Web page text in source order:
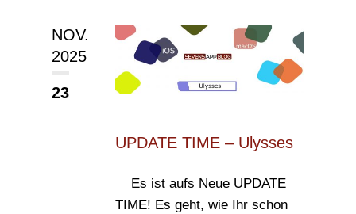
NOV.
2025
23
UPDATE TIME – Ulysses
Es ist aufs Neue UPDATE
TIME! Es geht, wie Ihr schon